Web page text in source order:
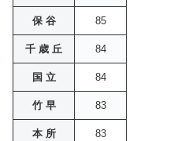
保 谷 85
千 歳 丘 84
国 立 84
竹 早 83
本 所 83